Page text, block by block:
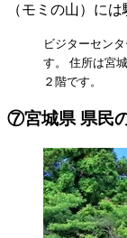
（モミの山）に
ビジターセン
す。 住所は宮
２階です。
⑦宮城県 県民